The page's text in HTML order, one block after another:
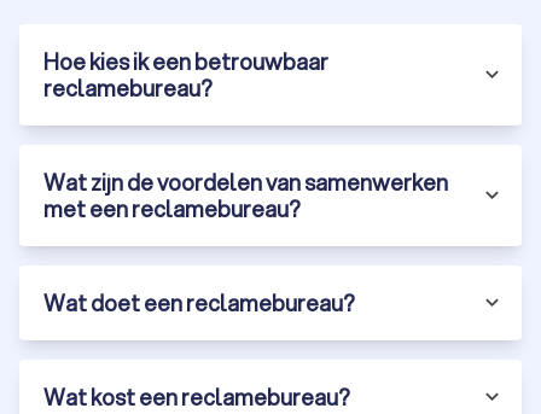
groeien.
Hoe kies ik een betrouwbaar
reclamebureau?
Wat zijn de voordelen van samenwerken
met een reclamebureau?
Wat doet een reclamebureau?
Wat kost een reclamebureau?